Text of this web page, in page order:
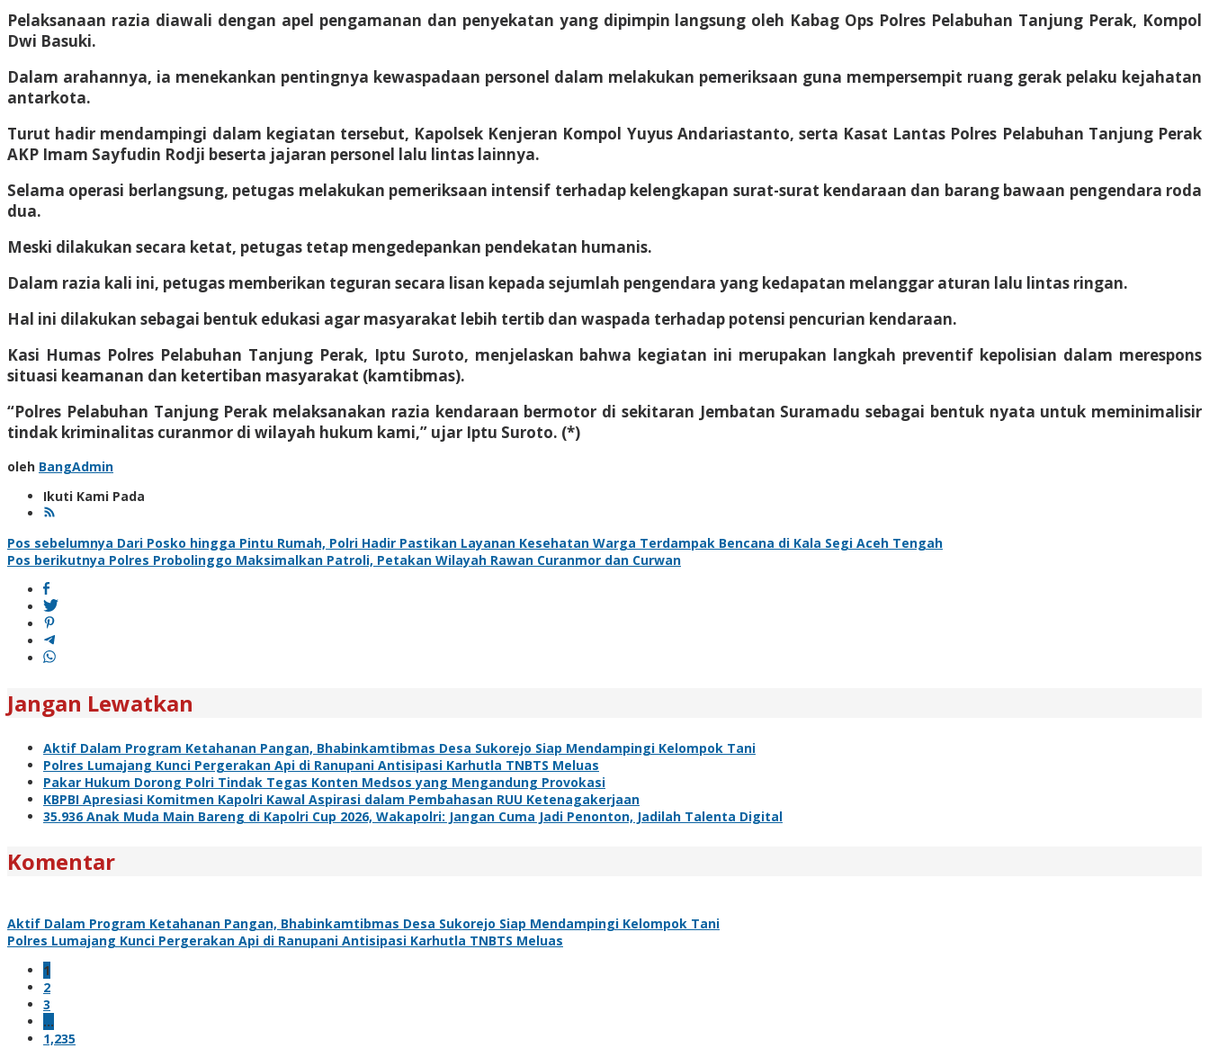
Pelaksanaan razia diawali dengan apel pengamanan dan penyekatan yang dipimpin langsung oleh Kabag Ops Polres Pelabuhan Tanjung Perak, Kompol
Dwi Basuki.
Dalam arahannya, ia menekankan pentingnya kewaspadaan personel dalam melakukan pemeriksaan guna mempersempit ruang gerak pelaku kejahatan
antarkota.
Turut hadir mendampingi dalam kegiatan tersebut, Kapolsek Kenjeran Kompol Yuyus Andariastanto, serta Kasat Lantas Polres Pelabuhan Tanjung Perak
AKP Imam Sayfudin Rodji beserta jajaran personel lalu lintas lainnya.
Selama operasi berlangsung, petugas melakukan pemeriksaan intensif terhadap kelengkapan surat-surat kendaraan dan barang bawaan pengendara roda
dua.
Meski dilakukan secara ketat, petugas tetap mengedepankan pendekatan humanis.
Dalam razia kali ini, petugas memberikan teguran secara lisan kepada sejumlah pengendara yang kedapatan melanggar aturan lalu lintas ringan.
Hal ini dilakukan sebagai bentuk edukasi agar masyarakat lebih tertib dan waspada terhadap potensi pencurian kendaraan.
Kasi Humas Polres Pelabuhan Tanjung Perak, Iptu Suroto, menjelaskan bahwa kegiatan ini merupakan langkah preventif kepolisian dalam merespons
situasi keamanan dan ketertiban masyarakat (kamtibmas).
“Polres Pelabuhan Tanjung Perak melaksanakan razia kendaraan bermotor di sekitaran Jembatan Suramadu sebagai bentuk nyata untuk meminimalisir
tindak kriminalitas curanmor di wilayah hukum kami,” ujar Iptu Suroto. (*)
oleh BangAdmin
Ikuti Kami Pada
Navigasi
pos
Pos sebelumnya Dari Posko hingga Pintu Rumah, Polri Hadir Pastikan Layanan Kesehatan Warga Terdampak Bencana di Kala Segi Aceh Tengah
Pos berikutnya Polres Probolinggo Maksimalkan Patroli, Petakan Wilayah Rawan Curanmor dan Curwan
Jangan Lewatkan
Aktif Dalam Program Ketahanan Pangan, Bhabinkamtibmas Desa Sukorejo Siap Mendampingi Kelompok Tani
Polres Lumajang Kunci Pergerakan Api di Ranupani Antisipasi Karhutla TNBTS Meluas
Pakar Hukum Dorong Polri Tindak Tegas Konten Medsos yang Mengandung Provokasi
KBPBI Apresiasi Komitmen Kapolri Kawal Aspirasi dalam Pembahasan RUU Ketenagakerjaan
35.936 Anak Muda Main Bareng di Kapolri Cup 2026, Wakapolri: Jangan Cuma Jadi Penonton, Jadilah Talenta Digital
Komentar
Aktif Dalam Program Ketahanan Pangan, Bhabinkamtibmas Desa Sukorejo Siap Mendampingi Kelompok Tani
Polres Lumajang Kunci Pergerakan Api di Ranupani Antisipasi Karhutla TNBTS Meluas
1
2
3
…
1,235